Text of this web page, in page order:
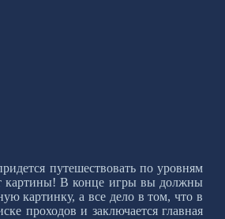
путешествовать по уровням
картины! В конце игры вы должны
картинку, а все дело в том, что в
проходов и заключается главная